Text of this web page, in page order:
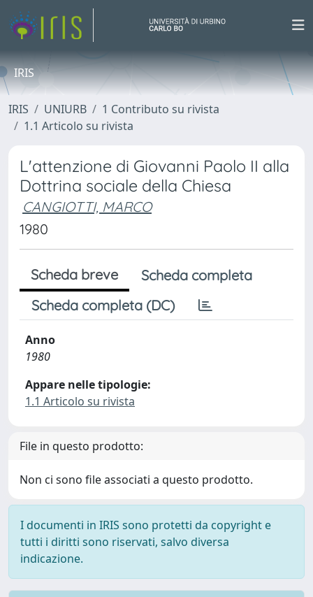
IRIS
IRIS UNIURB
1 Contributo su rivista
1.1 Articolo su rivista
L'attenzione di Giovanni Paolo II alla
Dottrina sociale della Chiesa
CANGIOTTI, MARCO
1980
Scheda breve
Scheda completa
Scheda completa (DC)
Anno
1980
Appare nelle tipologie:
1.1 Articolo su rivista
File in questo prodotto:
Non ci sono file associati a questo prodotto.
I documenti in IRIS sono protetti da copyright e
tutti i diritti sono riservati, salvo diversa
indicazione.